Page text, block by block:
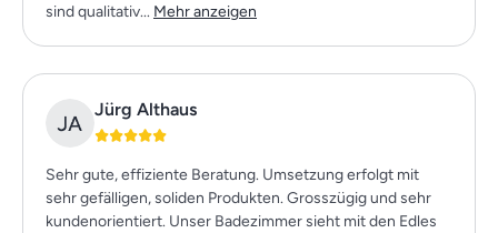
sind qualitativ... Mehr anzeigen
Jürg Althaus
Sehr gute, effiziente Beratung. Umsetzung erfolgt mit
sehr gefälligen, soliden Produkten. Grosszügig und sehr
kundenorientiert. Unser Badezimmer sieht mit den Edles